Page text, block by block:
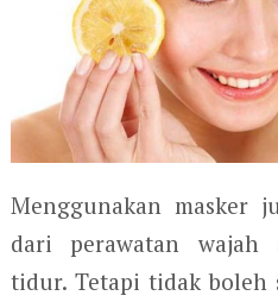
Menggunakan masker
dari perawatan wajah
tidur. Tetapi tidak boleh